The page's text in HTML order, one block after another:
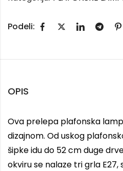
Podeli:
OPIS
Ova prelepa plafonska
dizajnom. Od uskog
šipke idu do 52 cm duge
okviru se nalaze tri grla